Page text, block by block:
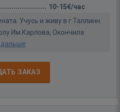
10-15€/час
Учусь и живу в г.Таллинн.
Им.Карлова, Окончила
дальше
ЗАКАЗ